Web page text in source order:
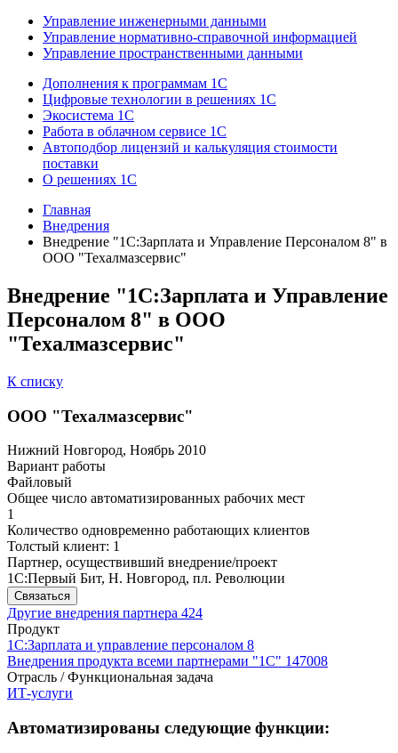
Управление инженерными данными
Управление нормативно-справочной информацией
Управление пространственными данными
Дополнения к программам 1С
Цифровые технологии в решениях 1С
Экосистема 1С
Работа в облачном сервисе 1С
Автоподбор лицензий и калькуляция стоимости
поставки
О решениях 1С
Главная
Внедрения
Внедрение "1С:Зарплата и Управление Персоналом 8" в
ООО "Техалмазсервис"
Внедрение "1С:Зарплата и Управление
Персоналом 8" в ООО
"Техалмазсервис"
К списку
ООО "Техалмазсервис"
Нижний Новгород, Ноябрь 2010
Вариант работы
Файловый
Общее число автоматизированных рабочих мест
1
Количество одновременно работающих клиентов
Толстый клиент: 1
Партнер, осуществивший внедрение/проект
1С:Первый Бит, Н. Новгород, пл. Революции
Связаться
Другие внедрения партнера 424
Продукт
1С:Зарплата и управление персоналом 8
Внедрения продукта всеми партнерами "1С" 147008
Отрасль / Функциональная задача
ИТ-услуги
Автоматизированы следующие функции: